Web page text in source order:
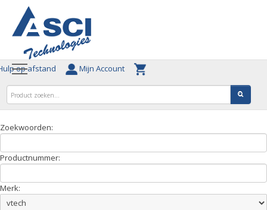
op afstand Mijn Account
Zoekwoorden:
Productnummer:
Merk: